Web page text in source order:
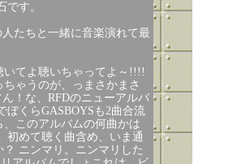
す。
たちと一緒に音楽演れて最
てよ聴いちゃってよ～!!!!
ゃうのが、っまさかまさ
！な、RFDのニューアルバ
ぼくらGASBOYSも2曲合流
このアルバムの何曲かは
初めて聴く曲含め、いま通
ニンマリ。ニンマリした